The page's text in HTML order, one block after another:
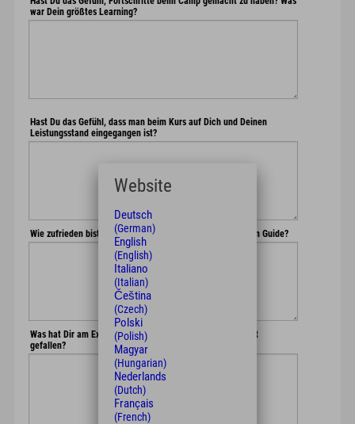
war Dein größtes Learning?
Hast Du das Gefühl, dass man beim Kurs auf Dich und Deinen
Leistungsstand eingegangen ist?
Wie zufrieden bist Du mit dem Guide? Hast Du Tipps an den Guide?
Was hat Dir am Explorer Hotel und am Camp besonders gut
gefallen?
Website
Deutsch
(German)
English
(English)
Italiano
(Italian)
Čeština
(Czech)
Polski
(Polish)
Magyar
(Hungarian)
Nederlands
(Dutch)
Français
(French)